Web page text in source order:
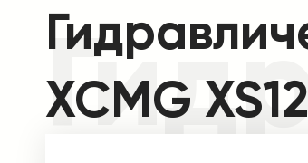
XCMG